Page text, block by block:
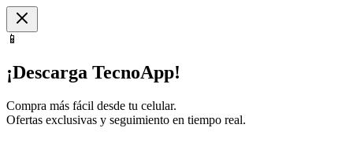
📱
¡Descarga TecnoApp!
Compra más fácil desde tu celular.
Ofertas exclusivas y seguimiento en tiempo real.